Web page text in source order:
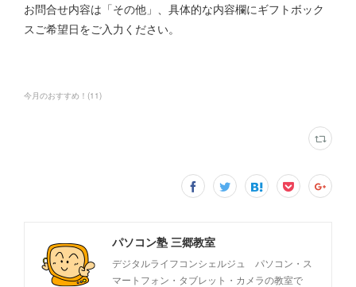
お問合せ内容は「その他」、具体的な内容欄にギフトボック
スご希望日をご入力ください。
今月のおすすめ！ (11)
パソコン塾 三郷教室
デジタルライフコンシェルジュ パソコン・ス
マートフォン・タブレット・カメラの教室で